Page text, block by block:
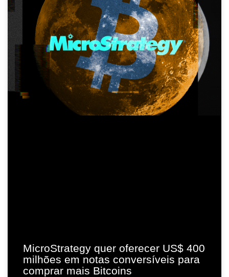
MicroStrategy quer oferecer US$ 400
milhões em notas conversíveis para
comprar mais Bitcoins